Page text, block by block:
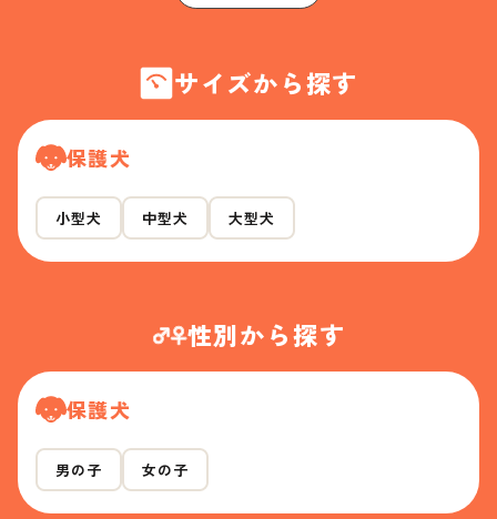
サイズから探す
保護犬
小型犬 中型犬 大型犬
性別から探す
保護犬
男の子 女の子